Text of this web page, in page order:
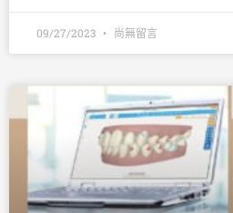
09/27/2023 尚無留言